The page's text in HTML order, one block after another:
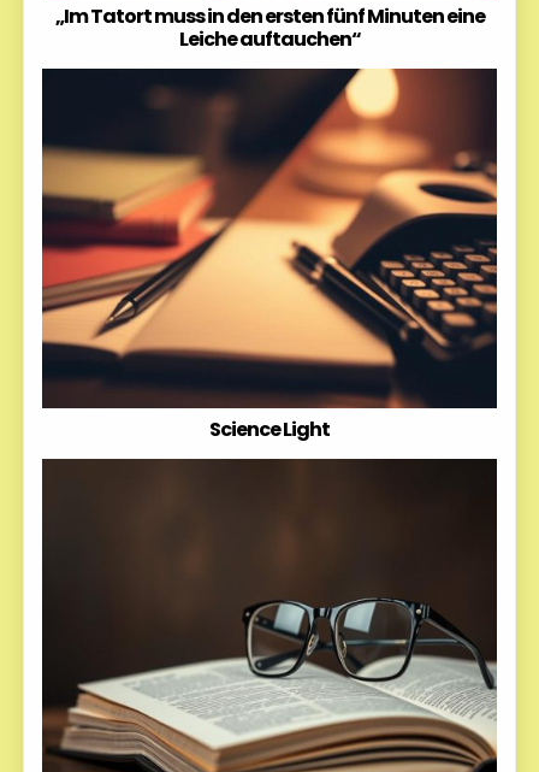
„Im Tatort muss in den ersten fünf Minuten eine
Leiche auftauchen“
Science Light